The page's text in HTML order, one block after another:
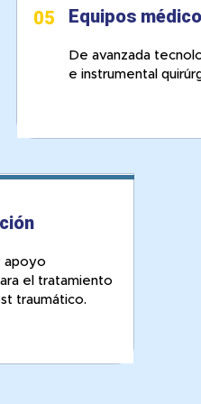
05 Equipos
De avanzada
e instrumental
apoyo
el tratamiento
traumático.